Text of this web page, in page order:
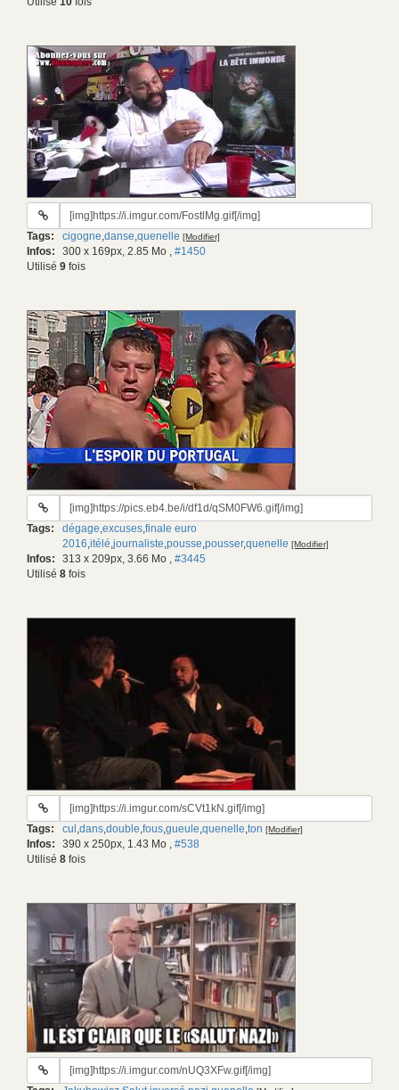
URL
gif:
Tags: cigogne,danse,quenelle [Modifier]
Infos: 300 x 169px, 2.85 Mo , #1450
Utilisé 9 fois
URL
gif:
Tags: dégage,excuses,finale euro
2016,itélé,journaliste,pousse,pousser,quenelle [Modifier]
Infos: 313 x 209px, 3.66 Mo , #3445
Utilisé 8 fois
URL
gif:
Tags: cul ,dans,double,fous,gueule,quenelle,ton [Modifier]
Infos: 390 x 250px, 1.43 Mo , #538
Utilisé 8 fois
URL